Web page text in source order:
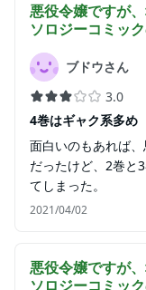
悪役令嬢ですが
ソロジーコミック
ブドウさん
3.0
4巻はギャク系多め
面白いのもあれば
だったけど、2巻と
てしまった。
2021/04/02
悪役令嬢ですが
ソロジーコミック